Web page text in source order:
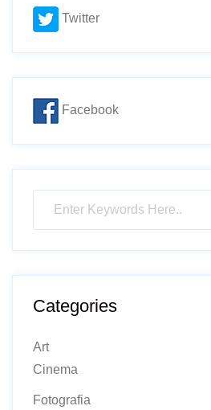
Twitter
Facebook
Categories
Art
Cinema
Fotografia